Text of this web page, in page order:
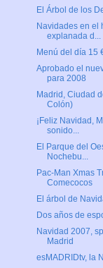
El Árbol de los
Navidades en el
explanada d...
Menú del día 15
Aprobado el
para 2008
Madrid, Ciudad
Colón)
¡Feliz Navidad,
sonido...
El Parque del
Nochebu...
Pac-Man Xmas
Comecocos
El árbol de
Dos años de
Navidad 2007,
Madrid
esMADRIDtv, la